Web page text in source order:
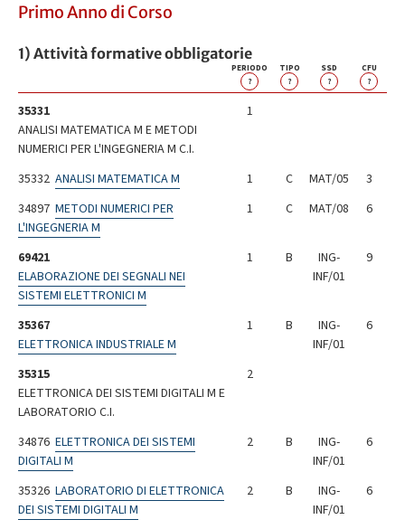
Primo Anno di Corso
1) Attività formative obbligatorie
PERIODO
?
TIPO
?
SSD
?
CFU
?
35331
ANALISI MATEMATICA M E METODI
NUMERICI PER L'INGEGNERIA M C.I.
1
35332 ANALISI MATEMATICA M 1 C MAT/05
3
34897 METODI NUMERICI PER
L'INGEGNERIA M
1 C MAT/08 6
69421
ELABORAZIONE DEI SEGNALI NEI
SISTEMI ELETTRONICI M
1 B
ING-
INF/01
9
35367
ELETTRONICA INDUSTRIALE M
1 B
ING-
INF/01
6
35315
ELETTRONICA DEI SISTEMI DIGITALI M E
LABORATORIO C.I.
2
34876 ELETTRONICA DEI SISTEMI
DIGITALI M
2 B
ING-
INF/01
6
35326 LABORATORIO DI ELETTRONICA
DEI SISTEMI DIGITALI M
2 B
ING-
INF/01
6